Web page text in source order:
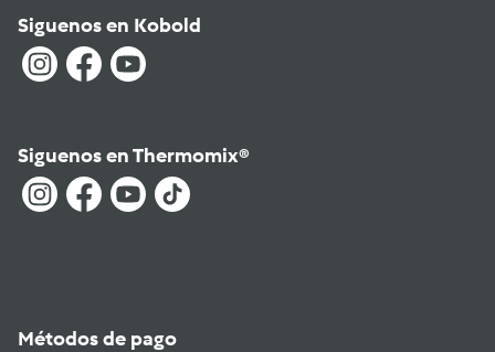
Siguenos en Kobold
Siguenos en Thermomix®
Métodos de pago